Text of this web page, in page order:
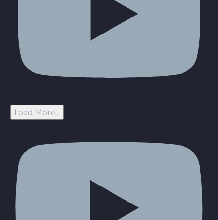
Load More...